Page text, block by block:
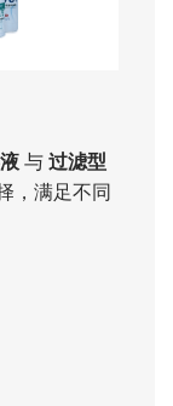
与过滤型
，满足不同